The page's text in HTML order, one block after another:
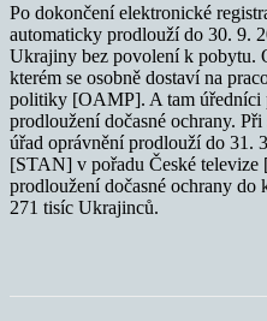
Po dokončení elektronické
automaticky prodlouží do 30. 9.
Ukrajiny bez povolení k pobytu.
kterém se osobně dostaví na
politiky [OAMP]. A tam úředníci
prodloužení dočasné ochrany.
úřad oprávnění prodlouží do 31.
[STAN] v pořadu České televize
prodloužení dočasné ochrany do
271 tisíc Ukrajinců.